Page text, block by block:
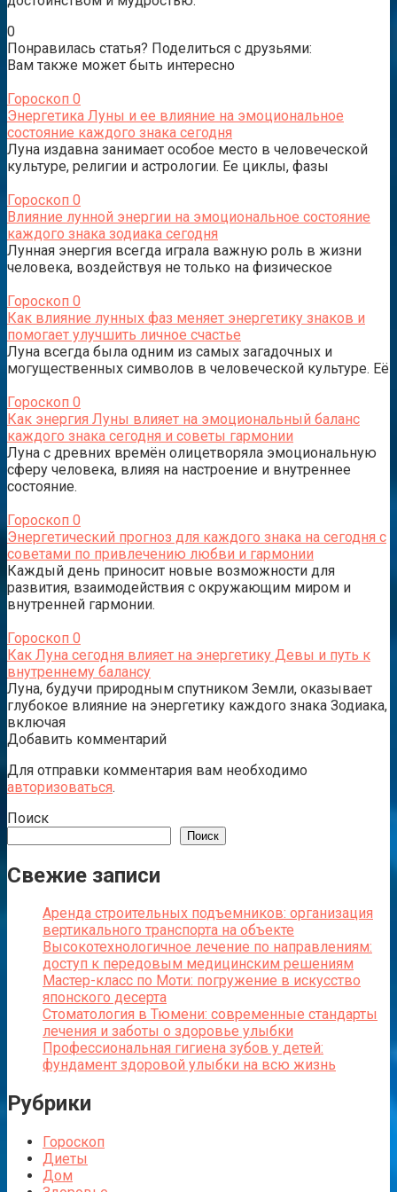
0
Понравилась статья? Поделиться с друзьями:
Вам также может быть интересно
Гороскоп 0
Энергетика Луны и ее влияние на эмоциональное
состояние каждого знака сегодня
Луна издавна занимает особое место в человеческой
культуре, религии и астрологии. Ее циклы, фазы
Гороскоп 0
Влияние лунной энергии на эмоциональное состояние
каждого знака зодиака сегодня
Лунная энергия всегда играла важную роль в жизни
человека, воздействуя не только на физическое
Гороскоп 0
Как влияние лунных фаз меняет энергетику знаков и
помогает улучшить личное счастье
Луна всегда была одним из самых загадочных и
могущественных символов в человеческой культуре. Её
Гороскоп 0
Как энергия Луны влияет на эмоциональный баланс
каждого знака сегодня и советы гармонии
Луна с древних времён олицетворяла эмоциональную
сферу человека, влияя на настроение и внутреннее
состояние.
Гороскоп 0
Энергетический прогноз для каждого знака на сегодня с
советами по привлечению любви и гармонии
Каждый день приносит новые возможности для
развития, взаимодействия с окружающим миром и
внутренней гармонии.
Гороскоп 0
Как Луна сегодня влияет на энергетику Девы и путь к
внутреннему балансу
Луна, будучи природным спутником Земли, оказывает
глубокое влияние на энергетику каждого знака Зодиака,
включая
Добавить комментарий
Для отправки комментария вам необходимо
авторизоваться.
Поиск
Поиск
Свежие записи
Аренда строительных подъемников: организация
вертикального транспорта на объекте
Высокотехнологичное лечение по направлениям:
доступ к передовым медицинским решениям
Мастер-класс по Моти: погружение в искусство
японского десерта
Стоматология в Тюмени: современные стандарты
лечения и заботы о здоровье улыбки
Профессиональная гигиена зубов у детей:
фундамент здоровой улыбки на всю жизнь
Рубрики
Гороскоп
Диеты
Дом